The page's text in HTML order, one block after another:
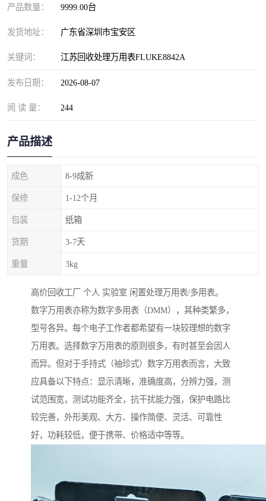
产品数量： 9999.00台
发货地址： 广东省深圳市宝安区
关键词： 江苏回收处理万用表FLUKE8842A
发布日期： 2026-08-07
阅 读 量： 244
产品描述
成色 8-9成新
保修 1-12个月
包装 纸箱
货期 3-7天
重量 3kg
高价回收工厂 个人 实验室 闲置处理万用表/多用表。
数字万用表亦称为数字多用表（DMM），其种类繁多，
型号各异。每个电子工作者都希望有一块较理想的数字
万用表。选择数字万用表的原则很多，有时甚至会因人
而异。但对于手持式（袖珍式）数字万用表而言，大致
应具备以下特点：显示清晰，准确度高，分辨力强，测
试范围宽，测试功能齐全，抗干扰能力强，保护电路比
较完善，外形美观、大方、操作简便、灵活、可靠性
好，功耗较低，便于携带、价格适中等等。